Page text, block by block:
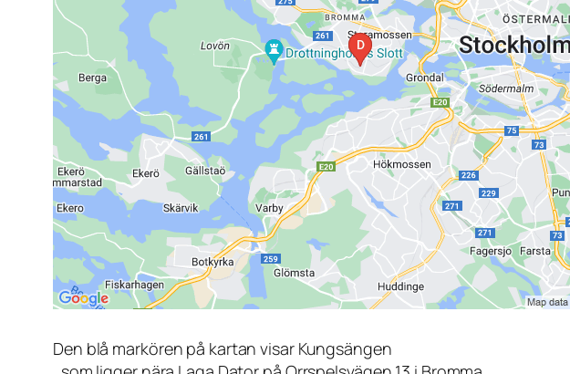
Den blå markören på kartan visar Kungsängen